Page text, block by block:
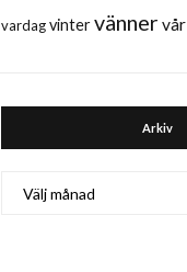
vardag vintervänner vår
Arkiv